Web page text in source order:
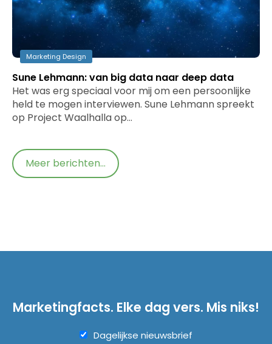
Marketing Design
Sune Lehmann: van big data naar deep data
Het was erg speciaal voor mij om een persoonlijke
held te mogen interviewen. Sune Lehmann spreekt
op Project Waalhalla op…
Meer berichten...
Marketingfacts. Elke dag vers. Mis niks!
Dagelijkse nieuwsbrief